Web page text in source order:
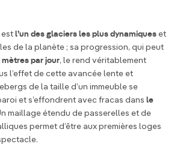
est l’un des glaciers les plus dynamiques et
de la planète ; sa progression, qui peut
mètres par jour, le rend véritablement
l’effet de cette avancée lente et
de la taille d’un immeuble se
et s’effondrent avec fracas dans le
maillage étendu de passerelles et de
permet d’être aux premières loges